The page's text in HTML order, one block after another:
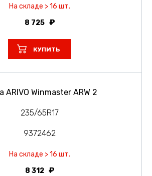
На складе > 16 шт.
8 725
КУПИТЬ
ARIVO Winmaster ARW 2
235/65R17
9372462
На складе > 16 шт.
8 312